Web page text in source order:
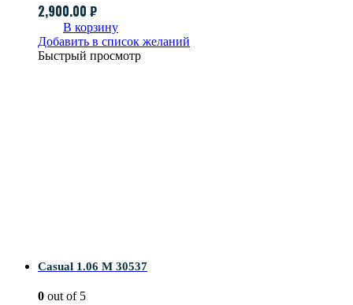
2,900.00 ₽
В корзину
Добавить в список желаний
Быстрый просмотр
Casual 1.06 M 30537
0 out of 5